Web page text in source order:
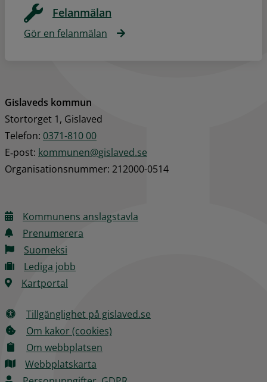
Felanmälan
Gör en felanmälan
Gislaveds kommun
Stortorget 1, Gislaved
Telefon: 0371-810 00
E‑post: kommunen@gislaved.se
Organisationsnummer: 212000-0514
Kommunens anslagstavla
Prenumerera
Suomeksi
Lediga jobb
Kartportal
Tillgänglighet på gislaved.se
Om kakor (cookies)
Om webbplatsen
Webbplatskarta